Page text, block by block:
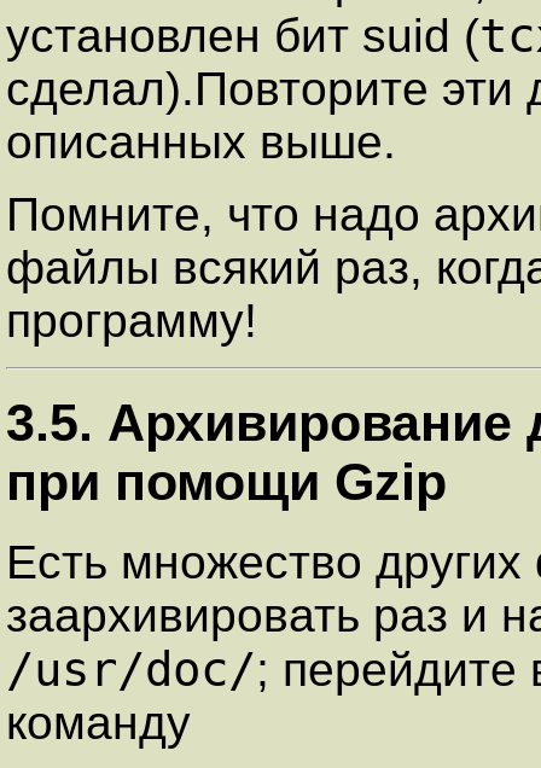
установлен бит suid (
сделал).Повторите эти
описанных выше.
Помните, что надо
файлы всякий раз,
программу!
3.5. Архивирование
при помощи Gzip
Есть множество
заархивировать раз и
/usr/doc/; перейдите
команду